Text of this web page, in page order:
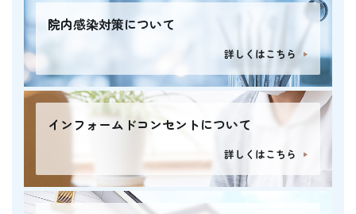
院内感染対策について
詳しくはこちら
インフォームドコンセントについて
詳しくはこちら